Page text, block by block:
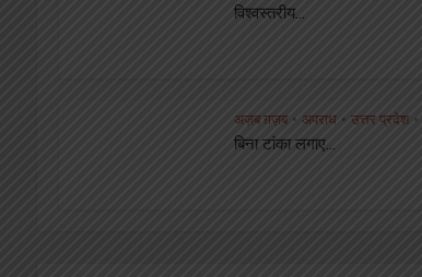
विश्वस्तरीय...
अज़ब ग़ज़ब • अपराध • उत्तर प्रदेश
बिना टांका लगाए...